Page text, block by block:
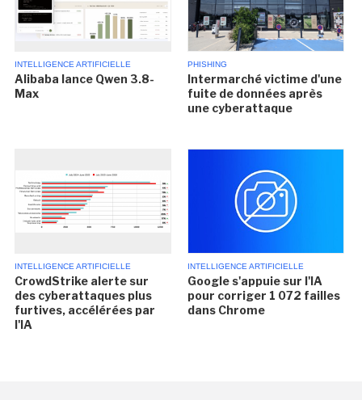
INTELLIGENCE ARTIFICIELLE
Alibaba lance Qwen 3.8-
Max
PHISHING
Intermarché victime d'une
fuite de données après
une cyberattaque
INTELLIGENCE ARTIFICIELLE
CrowdStrike alerte sur
des cyberattaques plus
furtives, accélérées par
l'IA
INTELLIGENCE ARTIFICIELLE
Google s'appuie sur l'IA
pour corriger 1 072 failles
dans Chrome